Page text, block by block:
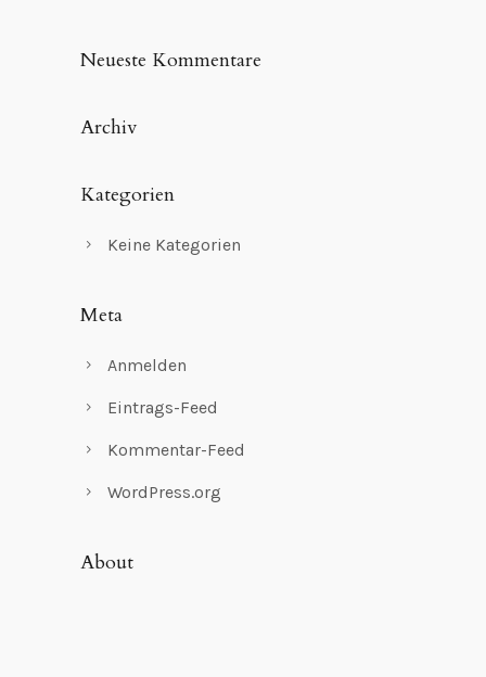
Neueste Kommentare
Archiv
Kategorien
Keine Kategorien
Meta
Anmelden
Eintrags-Feed
Kommentar-Feed
WordPress.org
About